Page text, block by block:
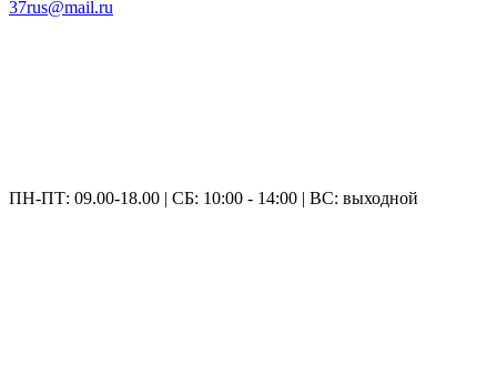
37rus@mail.ru
ПН-ПТ: 09.00-18.00 | СБ: 10:00 - 14:00 | ВС: выходной